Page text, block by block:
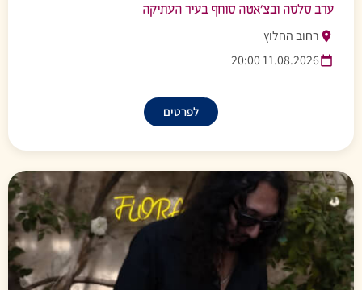
ערב סלסה ובצ’אטה סוחף בעיר העתיקה
רחוב החלוץ
11.08.2026 20:00
לפרטים